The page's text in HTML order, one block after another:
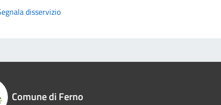
disservizio
Comune di Ferno